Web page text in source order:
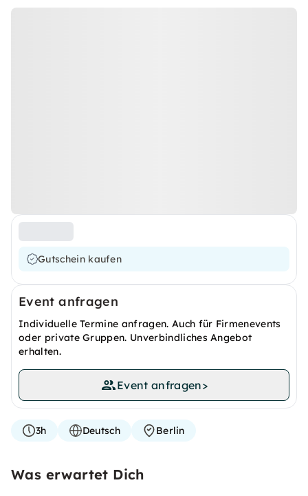
Gutschein kaufen
Event anfragen
Individuelle Termine anfragen. Auch für Firmenevents
oder private Gruppen. Unverbindliches Angebot
erhalten.
Event anfragen>
3h Deutsch Berlin
Was erwartet Dich